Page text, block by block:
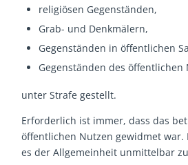
religiösen Gegenständen,
Grab- und Denkmälern,
Gegenständen in öffentlichen
Gegenständen des öffentlichen
unter Strafe gestellt.
Erforderlich ist immer, dass das
öffentlichen Nutzen gewidmet war.
es der Allgemeinheit unmittelbar